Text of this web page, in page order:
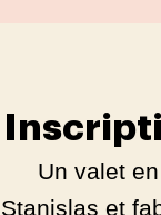
Un valet
Stanislas et